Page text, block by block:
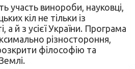
участь винороби, науковці,
кіл не тільки із
а й з усієї України. Програма
різностороння,
філософію та